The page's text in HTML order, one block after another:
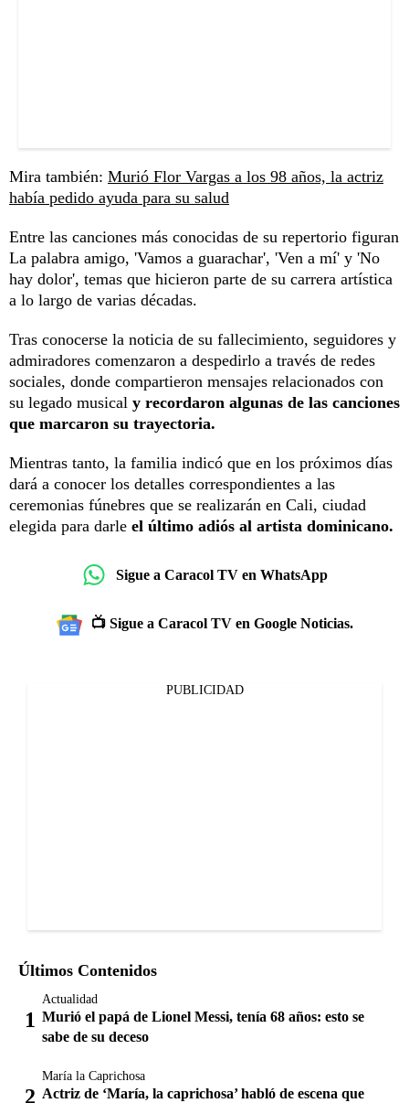
Mira también: Murió Flor Vargas a los 98 años, la actriz
había pedido ayuda para su salud
Entre las canciones más conocidas de su repertorio figuran
La palabra amigo, 'Vamos a guarachar', 'Ven a mí' y 'No
hay dolor', temas que hicieron parte de su carrera artística
a lo largo de varias décadas.
Tras conocerse la noticia de su fallecimiento, seguidores y
admiradores comenzaron a despedirlo a través de redes
sociales, donde compartieron mensajes relacionados con
su legado musical y recordaron algunas de las canciones
que marcaron su trayectoria.
Mientras tanto, la familia indicó que en los próximos días
dará a conocer los detalles correspondientes a las
ceremonias fúnebres que se realizarán en Cali, ciudad
elegida para darle el último adiós al artista dominicano.
Sigue a Caracol TV en WhatsApp
📺 Sigue a Caracol TV en Google Noticias.
PUBLICIDAD
Últimos Contenidos
Actualidad
Murió el papá de Lionel Messi, tenía 68 años: esto se
sabe de su deceso
María la Caprichosa
Actriz de ‘María, la caprichosa’ habló de escena que